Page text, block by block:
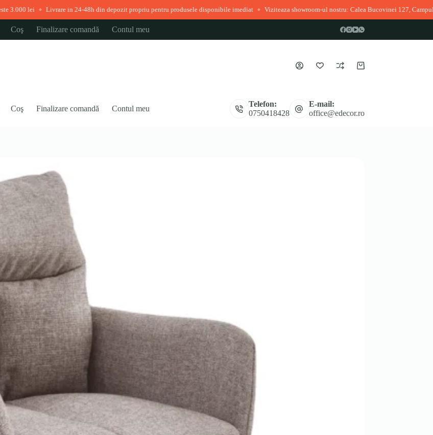
Livrare in 24-48h din depozit propriu pentru produsele disponibile imediat ◆ Viziteaza showroom-ul nostru: Calea Bucovinei 127, Campulung
Coş Finalizare comandă Contul meu
Coș
Coş Finalizare comandă Contul meu
Telefon:
0750418428
E-mail:
office@edecor.ro